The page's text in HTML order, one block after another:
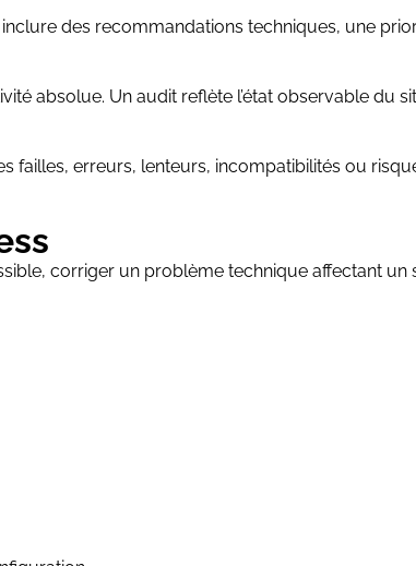
des recommandations techniques, une
absolue. Un audit reflète l’état observable du
failles, erreurs, lenteurs, incompatibilités ou
corriger un problème technique affectant un